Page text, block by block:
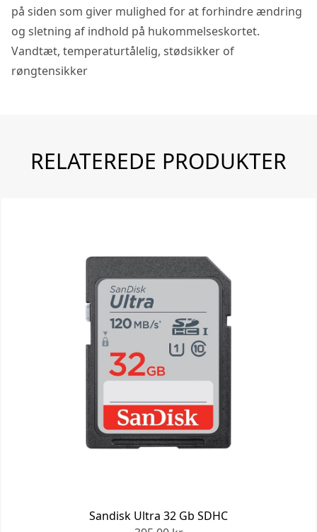
på siden som giver mulighed for at forhindre ændring
og sletning af indhold på hukommelseskortet.
Vandtæt, temperaturtålelig, stødsikker of
røngtensikker
RELATEREDE PRODUKTER
Sandisk Ultra 32 Gb SDHC